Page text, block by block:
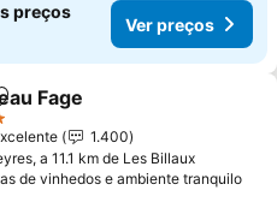
preços
Ver preços
aos favoritos
Fage
1.400
a 11.1 km de Les Billaux
de vinhedos e ambiente tranquilo